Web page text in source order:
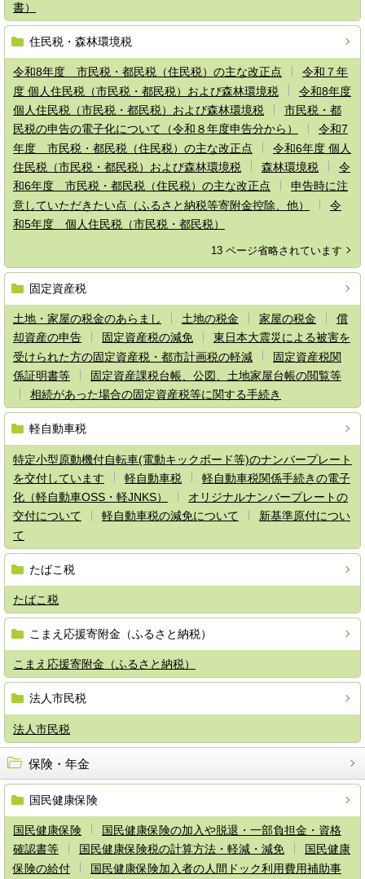
書）
住民税・森林環境税
令和8年度 市民税・都民税（住民税）の主な改正点
令和７年
度 個人住民税（市民税・都民税）および森林環境税
令和8年度
個人住民税（市民税・都民税）および森林環境税
市民税・都
民税の申告の電子化について（令和８年度申告分から）
令和7
年度 市民税・都民税（住民税）の主な改正点
令和6年度 個人
住民税（市民税・都民税）および森林環境税
森林環境税
令
和6年度 市民税・都民税（住民税）の主な改正点
申告時に注
意していただきたい点（ふるさと納税等寄附金控除、他）
令
和5年度 個人住民税（市民税・都民税）
13 ページ省略されています
固定資産税
土地・家屋の税金のあらまし 土地の税金 家屋の税金
償
却資産の申告
固定資産税の減免
東日本大震災による被害を
受けられた方の固定資産税・都市計画税の軽減
固定資産税関
係証明書等
固定資産課税台帳、公図、土地家屋台帳の閲覧等
相続があった場合の固定資産税等に関する手続き
軽自動車税
特定小型原動機付自転車(電動キックボード等)のナンバープレート
を交付しています
軽自動車税
軽自動車税関係手続きの電子
化（軽自動車OSS・軽JNKS）
オリジナルナンバープレートの
交付について
軽自動車税の減免について
新基準原付につい
て
たばこ税
たばこ税
こまえ応援寄附金（ふるさと納税）
こまえ応援寄附金（ふるさと納税）
法人市民税
法人市民税
保険・年金
国民健康保険
国民健康保険
国民健康保険の加入や脱退・一部負担金・資格
確認書等
国民健康保険税の計算方法・軽減・減免
国民健康
保険の給付
国民健康保険加入者の人間ドック利用費用補助事